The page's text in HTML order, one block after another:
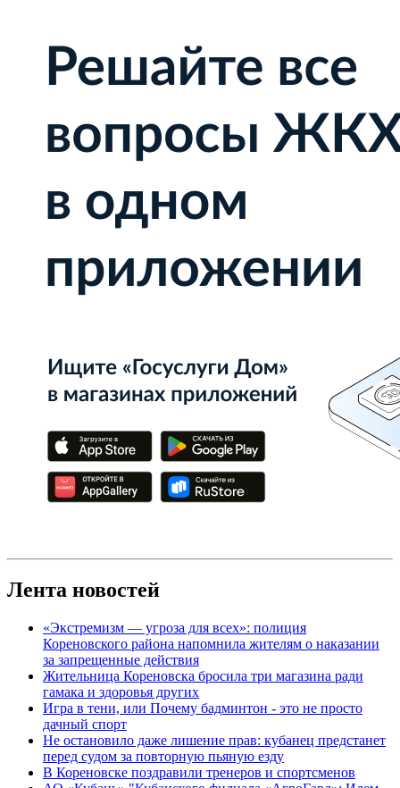
Лента новостей
«Экстремизм — угроза для всех»: полиция
Кореновского района напомнила жителям о наказании
за запрещенные действия
Жительница Кореновска бросила три магазина ради
гамака и здоровья других
Игра в тени, или Почему бадминтон - это не просто
дачный спорт
Не остановило даже лишение прав: кубанец предстанет
перед судом за повторную пьяную езду
В Кореновске поздравили тренеров и спортсменов